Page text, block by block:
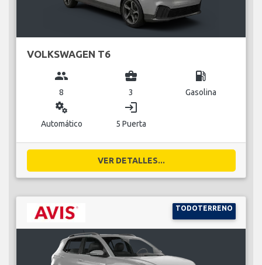
VOLKSWAGEN T6
group
8
business_center
3
local_gas_station
Gasolina
miscellaneous_services
Automático
login
5 Puerta
VER DETALLES...
TODOTERRENO